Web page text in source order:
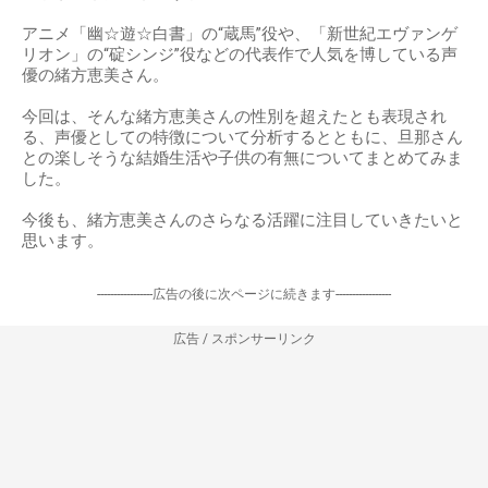
アニメ「幽☆遊☆白書」の“蔵馬”役や、「新世紀エヴァンゲ
リオン」の“碇シンジ”役などの代表作で人気を博している声
優の緒方恵美さん。
今回は、そんな緒方恵美さんの性別を超えたとも表現され
る、声優としての特徴について分析するとともに、旦那さん
との楽しそうな結婚生活や子供の有無についてまとめてみま
した。
今後も、緒方恵美さんのさらなる活躍に注目していきたいと
思います。
-----------------広告の後に次ページに続きます-----------------
広告 / スポンサーリンク